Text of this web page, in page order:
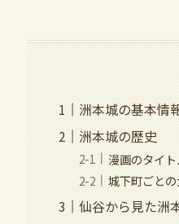
洲本城の基本情
洲本城の歴史
漫画のタイ
城下町ごとの
仙谷から見た洲